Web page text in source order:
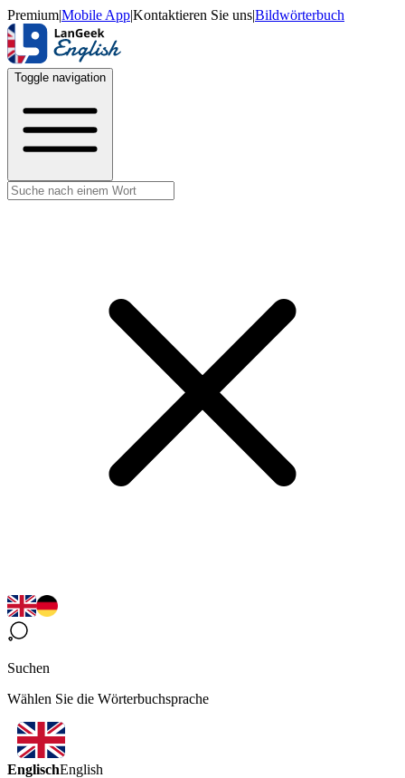
Premium|Mobile App|Kontaktieren Sie uns|Bildwörterbuch
Toggle navigation
Suchen
Wählen Sie die Wörterbuchsprache
EnglischEnglish